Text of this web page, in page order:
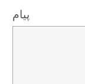
پیام